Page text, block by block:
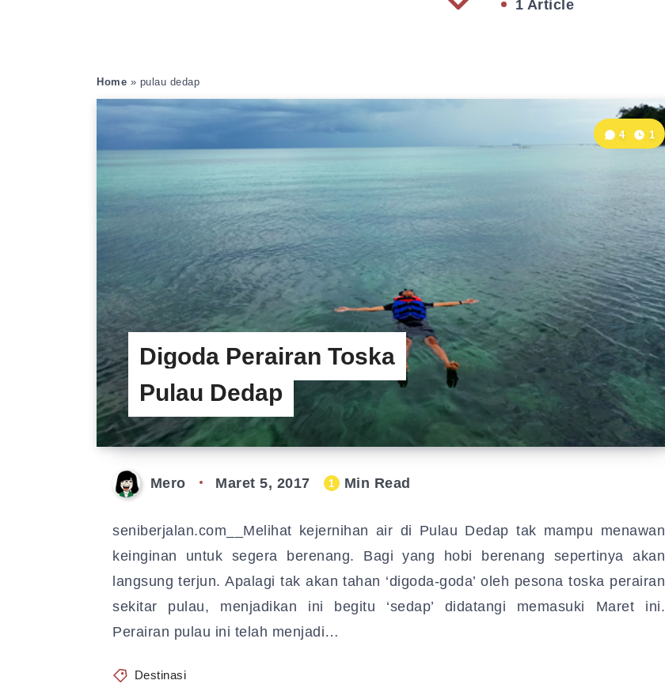
1 Article
Home » pulau dedap
Digoda Perairan Toska
Pulau Dedap
4 1
Mero Maret 5, 2017 1 Min Read
seniberjalan.com__Melihat kejernihan air di Pulau Dedap tak mampu menawan
keinginan untuk segera berenang. Bagi yang hobi berenang sepertinya akan
langsung terjun. Apalagi tak akan tahan ‘digoda-goda’ oleh pesona toska perairan
sekitar pulau, menjadikan ini begitu ‘sedap’ didatangi memasuki Maret ini.
Perairan pulau ini telah menjadi…
Destinasi